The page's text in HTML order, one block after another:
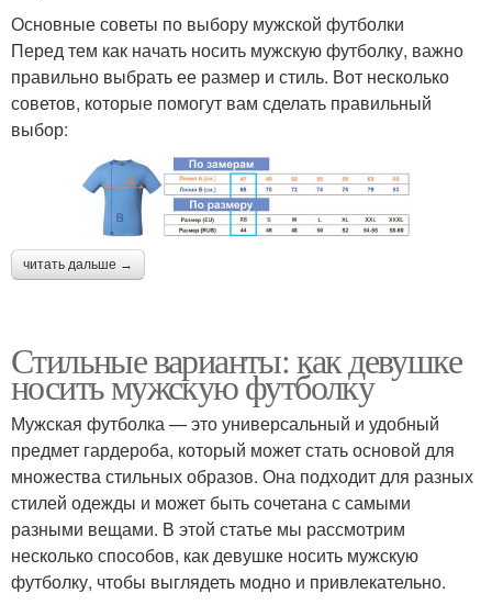
Основные советы по выбору мужской футболки
Перед тем как начать носить мужскую футболку, важно
правильно выбрать ее размер и стиль. Вот несколько
советов, которые помогут вам сделать правильный
выбор:
читать дальше →
Стильные варианты: как девушке
носить мужскую футболку
Мужская футболка — это универсальный и удобный
предмет гардероба, который может стать основой для
множества стильных образов. Она подходит для разных
стилей одежды и может быть сочетана с самыми
разными вещами. В этой статье мы рассмотрим
несколько способов, как девушке носить мужскую
футболку, чтобы выглядеть модно и привлекательно.